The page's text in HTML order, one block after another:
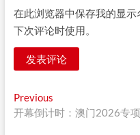
在此浏览器中保存我的显
下次评论时使用。
文
章
PreviousPrevious
post:
开幕倒计时：澳门2026专